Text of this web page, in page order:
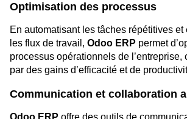
Optimisation des processus
En automatisant les tâches répétitives
les flux de travail, Odoo ERP permet
processus opérationnels de l’entreprise,
par des gains d’efficacité et de
Communication et collaboration
Odoo ERP offre des outils de